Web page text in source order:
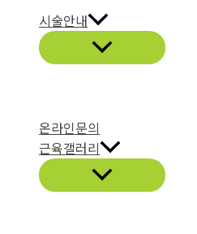
시술안내
온라인문의
근육갤러리